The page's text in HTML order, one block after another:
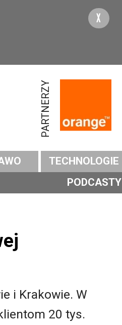
X
PARTNERZY
TECHNOLOGIE
PODCASTY
i Krakowie. W
20 tys.